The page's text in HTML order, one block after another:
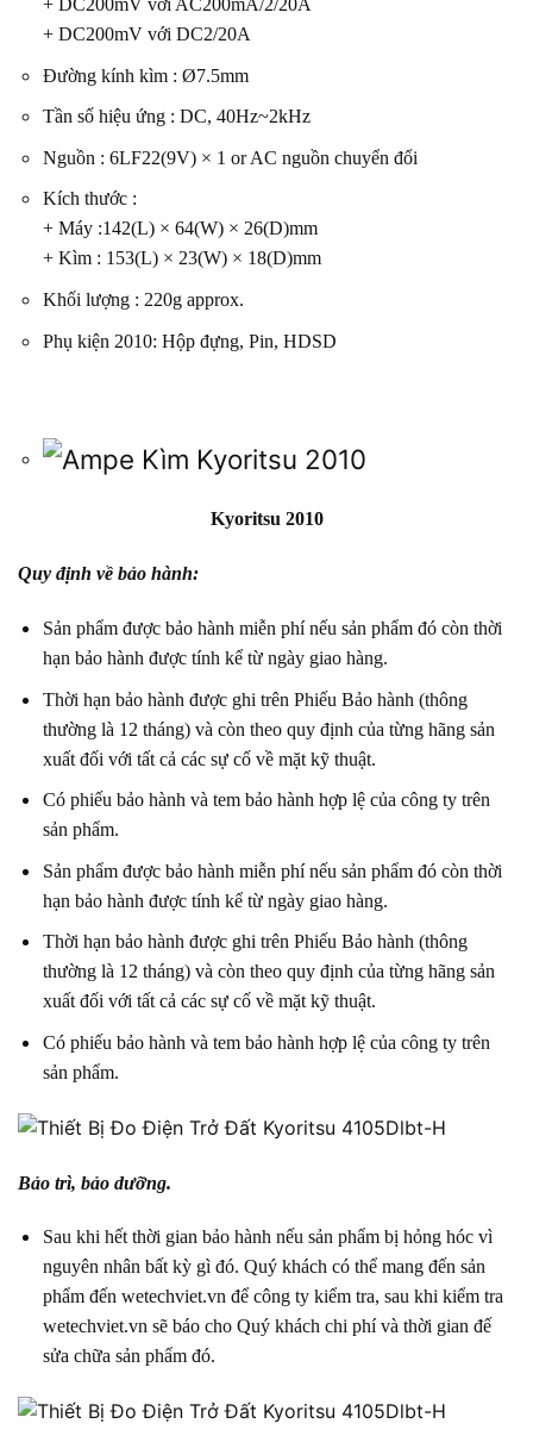
+ DC200mV với AC200mA/2/20A
+ DC200mV với DC2/20A
Đường kính kìm : Ø7.5mm
Tần số hiệu ứng : DC, 40Hz~2kHz
Nguồn : 6LF22(9V) × 1 or AC nguồn chuyển đổi
Kích thước :
+ Máy :142(L) × 64(W) × 26(D)mm
+ Kìm : 153(L) × 23(W) × 18(D)mm
Khối lượng : 220g approx.
Phụ kiện 2010: Hộp đựng, Pin, HDSD
Kyoritsu 2010
Quy định về bảo hành:
Sản phẩm được bảo hành miễn phí nếu sản phẩm đó còn thời
hạn bảo hành được tính kể từ ngày giao hàng.
Thời hạn bảo hành được ghi trên Phiếu Bảo hành (thông
thường là 12 tháng) và còn theo quy định của từng hãng sản
xuất đối với tất cả các sự cố về mặt kỹ thuật.
Có phiếu bảo hành và tem bảo hành hợp lệ của công ty trên
sản phẩm.
Sản phẩm được bảo hành miễn phí nếu sản phẩm đó còn thời
hạn bảo hành được tính kể từ ngày giao hàng.
Thời hạn bảo hành được ghi trên Phiếu Bảo hành (thông
thường là 12 tháng) và còn theo quy định của từng hãng sản
xuất đối với tất cả các sự cố về mặt kỹ thuật.
Có phiếu bảo hành và tem bảo hành hợp lệ của công ty trên
sản phẩm.
Bảo trì, bảo dưỡng.
Sau khi hết thời gian bảo hành nếu sản phẩm bị hỏng hóc vì
nguyên nhân bất kỳ gì đó. Quý khách có thể mang đến sản
phẩm đến wetechviet.vn để công ty kiểm tra, sau khi kiểm tra
wetechviet.vn sẽ báo cho Quý khách chi phí và thời gian đế
sửa chữa sản phẩm đó.